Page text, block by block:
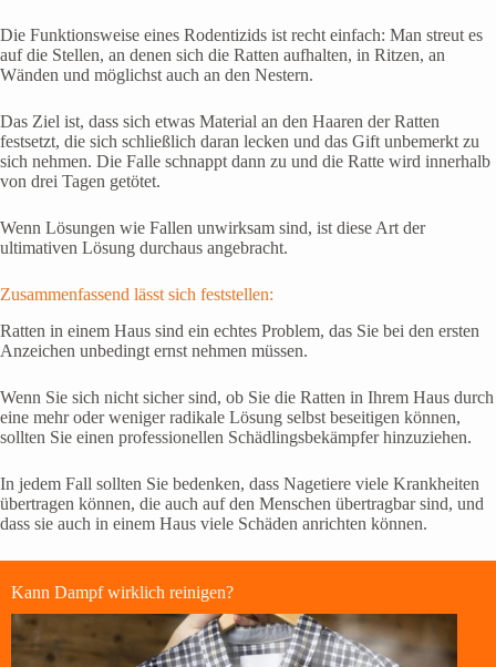
Die Funktionsweise eines Rodentizids ist recht einfach: Man streut es
auf die Stellen, an denen sich die Ratten aufhalten, in Ritzen, an
Wänden und möglichst auch an den Nestern.
Das Ziel ist, dass sich etwas Material an den Haaren der Ratten
festsetzt, die sich schließlich daran lecken und das Gift unbemerkt zu
sich nehmen. Die Falle schnappt dann zu und die Ratte wird innerhalb
von drei Tagen getötet.
Wenn Lösungen wie Fallen unwirksam sind, ist diese Art der
ultimativen Lösung durchaus angebracht.
Zusammenfassend lässt sich feststellen:
Ratten in einem Haus sind ein echtes Problem, das Sie bei den ersten
Anzeichen unbedingt ernst nehmen müssen.
Wenn Sie sich nicht sicher sind, ob Sie die Ratten in Ihrem Haus durch
eine mehr oder weniger radikale Lösung selbst beseitigen können,
sollten Sie einen professionellen Schädlingsbekämpfer hinzuziehen.
In jedem Fall sollten Sie bedenken, dass Nagetiere viele Krankheiten
übertragen können, die auch auf den Menschen übertragbar sind, und
dass sie auch in einem Haus viele Schäden anrichten können.
Kann Dampf wirklich reinigen?